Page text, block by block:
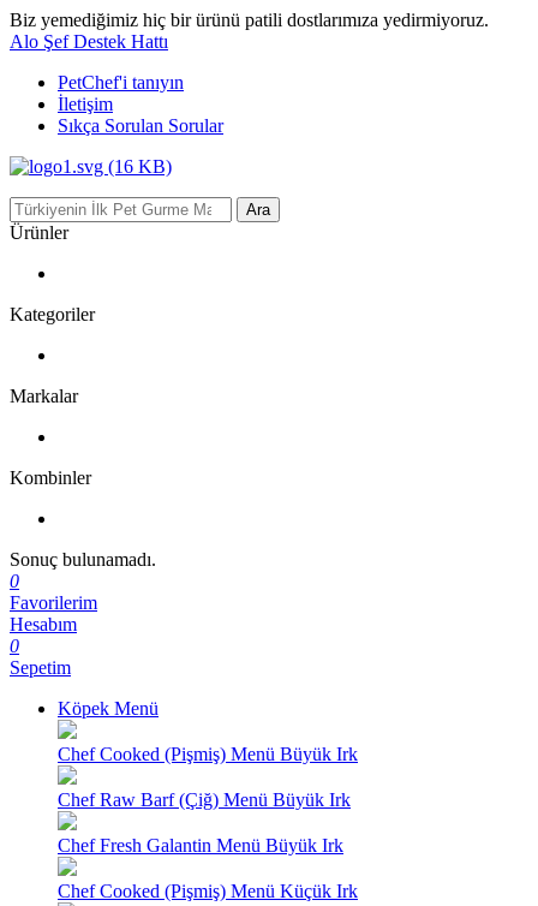
Biz yemediğimiz hiç bir ürünü patili dostlarımıza yedirmiyoruz.
Alo Şef Destek Hattı
PetChef'i tanıyın
İletişim
Sıkça Sorulan Sorular
Ara
Ürünler
Kategoriler
Markalar
Kombinler
Sonuç bulunamadı.
0
Favorilerim
Hesabım
0
Sepetim
Köpek Menü
Chef Cooked (Pişmiş) Menü Büyük Irk
Chef Raw Barf (Çiğ) Menü Büyük Irk
Chef Fresh Galantin Menü Büyük Irk
Chef Cooked (Pişmiş) Menü Küçük Irk